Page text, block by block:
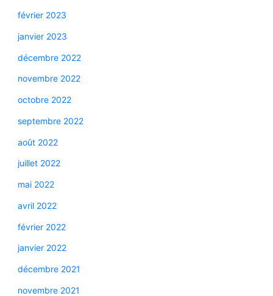
février 2023
janvier 2023
décembre 2022
novembre 2022
octobre 2022
septembre 2022
août 2022
juillet 2022
mai 2022
avril 2022
février 2022
janvier 2022
décembre 2021
novembre 2021